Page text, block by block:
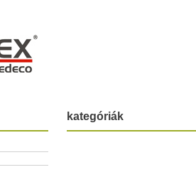
kategóriák